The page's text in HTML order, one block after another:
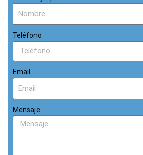
Teléfono
Email
Mensaje